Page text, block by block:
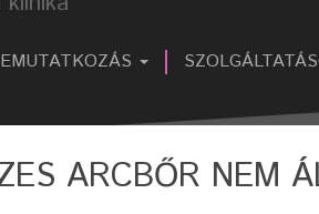
ARCBŐR NEM